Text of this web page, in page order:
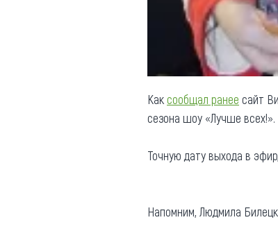
Каксообщал ранее сайт
сезона шоу «Лучше всех!».
Точную дату выхода в
Напомним, Людмила